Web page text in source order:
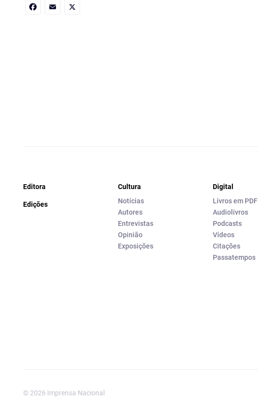
Editora
Edições
Cultura
Notícias
Autores
Entrevistas
Opinião
Exposições
Digital
Livros em PDF
Audiolivros
Podcasts
Vídeos
Citações
Passatempos
© 2026 Imprensa Nacional